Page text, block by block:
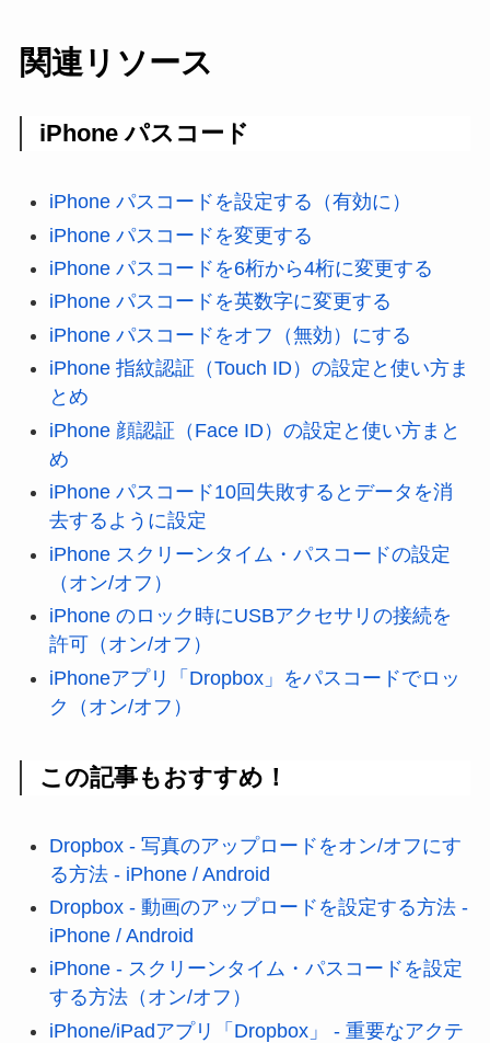
関連リソース
iPhone パスコード
iPhone パスコードを設定する（有効に）
iPhone パスコードを変更する
iPhone パスコードを6桁から4桁に変更する
iPhone パスコードを英数字に変更する
iPhone パスコードをオフ（無効）にする
iPhone 指紋認証（Touch ID）の設定と使い方ま
とめ
iPhone 顔認証（Face ID）の設定と使い方まと
め
iPhone パスコード10回失敗するとデータを消
去するように設定
iPhone スクリーンタイム・パスコードの設定
（オン/オフ）
iPhone のロック時にUSBアクセサリの接続を
許可（オン/オフ）
iPhoneアプリ「Dropbox」をパスコードでロッ
ク（オン/オフ）
この記事もおすすめ！
Dropbox - 写真のアップロードをオン/オフにす
る方法 - iPhone / Android
Dropbox - 動画のアップロードを設定する方法 -
iPhone / Android
iPhone - スクリーンタイム・パスコードを設定
する方法（オン/オフ）
iPhone/iPadアプリ「Dropbox」 - 重要なアクテ